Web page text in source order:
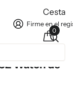
Firme en el
Cesta
0
Watch de